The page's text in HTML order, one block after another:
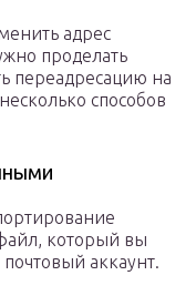
адрес
проделать
переадресацию на
способов
который вы
аккаунт.